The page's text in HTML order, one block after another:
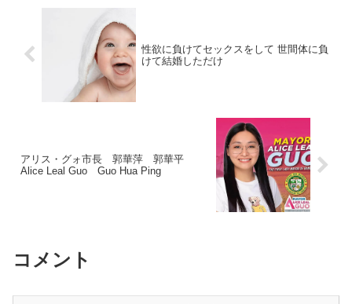
性欲に負けてセックスをして 世間体に負
けて結婚しただけ
アリス・グォ市長 郭華萍 郭華平
Alice Leal Guo Guo Hua Ping
コメント